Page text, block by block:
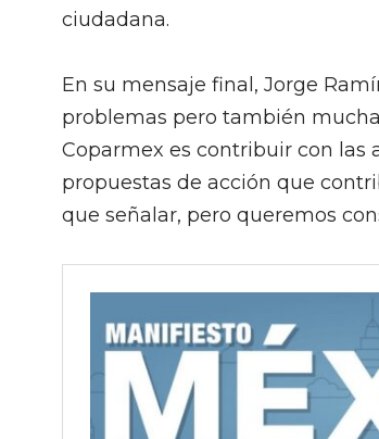
ciudadana.
En su mensaje final, Jorge
problemas pero también
Coparmex es contribuir con las
propuestas de acción que
que señalar, pero queremos